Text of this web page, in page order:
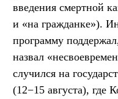
введения смертной
и «на гражданке»).
программу
назвал
случился на
(12−15 августа), где